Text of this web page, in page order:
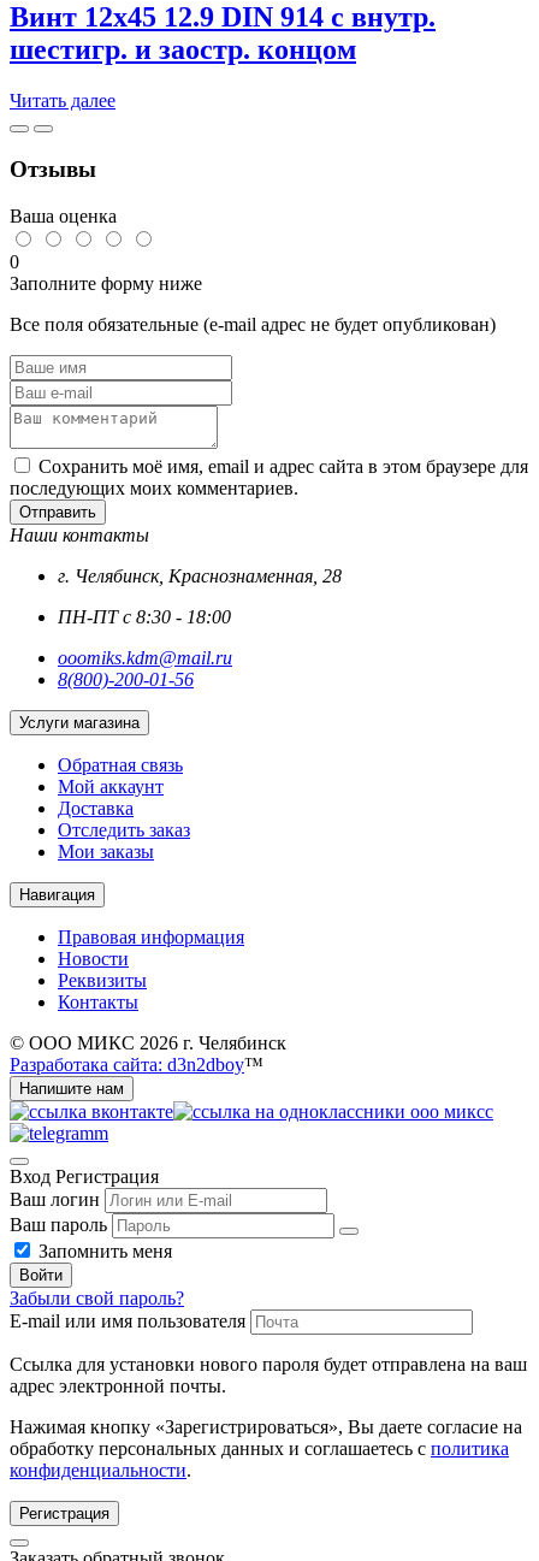
914
с
внутр.
и
заостр.
Винт 12х45 12.9 DIN 914 с внутр.
шестигр. и заостр. концом
Читать далее
Отзывы
Ваша оценка
0
Заполните форму ниже
Все поля обязательные (e-mail адрес не будет опубликован)
Сохранить моё имя, email и адрес сайта в этом браузере для
последующих моих комментариев.
Отправить
Наши контакты
г. Челябинск, Краснознаменная, 28
ПН-ПТ с 8:30 - 18:00
ooomiks.kdm@mail.ru
8(800)-200-01-56
Услуги магазина
Обратная связь
Мой аккаунт
Доставка
Отследить заказ
Мои заказы
Навигация
Правовая информация
Новости
Реквизиты
Контакты
© ООО МИКС 2026 г. Челябинск
Разработака сайта: d3n2dboy™
Напишите нам
Вход Регистрация
Ваш логин
Ваш пароль
Запомнить меня
Войти
Забыли свой пароль?
E-mail или имя пользователя
Ссылка для установки нового пароля будет отправлена ​​на ваш
адрес электронной почты.
Нажимая кнопку «Зарегистрироваться», Вы даете согласие на
обработку персональных данных и соглашаетесь с политика
конфиденциальности.
Регистрация